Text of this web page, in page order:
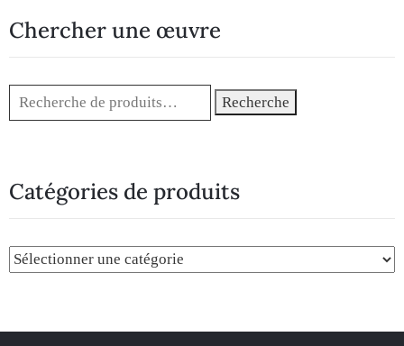
Chercher une œuvre
Recherche
Catégories de produits